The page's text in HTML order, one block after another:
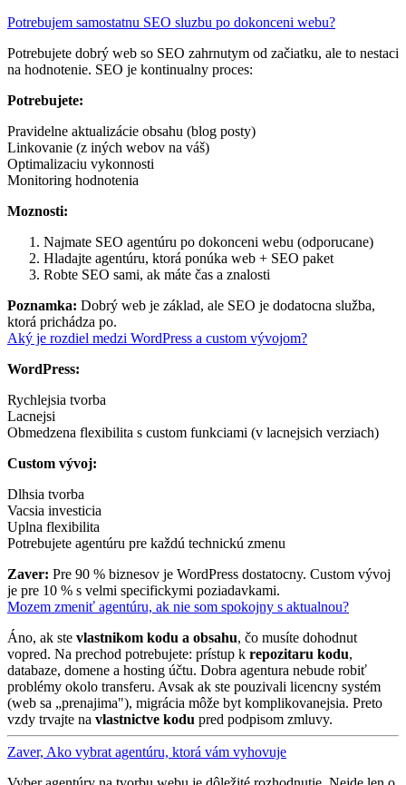
Potrebujem samostatnu SEO sluzbu po dokonceni webu?
Potrebujete dobrý web so SEO zahrnutym od začiatku, ale to nestaci
na hodnotenie. SEO je kontinualny proces:
Potrebujete:
Pravidelne aktualizácie obsahu (blog posty)
Linkovanie (z iných webov na váš)
Optimalizaciu vykonnosti
Monitoring hodnotenia
Moznosti:
Najmate SEO agentúru po dokonceni webu (odporucane)
Hladajte agentúru, ktorá ponúka web + SEO paket
Robte SEO sami, ak máte čas a znalosti
Poznamka: Dobrý web je základ, ale SEO je dodatocna služba,
ktorá prichádza po.
Aký je rozdiel medzi WordPress a custom vývojom?
WordPress:
Rychlejsia tvorba
Lacnejsi
Obmedzena flexibilita s custom funkciami (v lacnejsich verziach)
Custom vývoj:
Dlhsia tvorba
Vacsia investicia
Uplna flexibilita
Potrebujete agentúru pre každú technickú zmenu
Zaver: Pre 90 % biznesov je WordPress dostatocny. Custom vývoj
je pre 10 % s velmi specifickymi poziadavkami.
Mozem zmeniť agentúru, ak nie som spokojny s aktualnou?
Áno, ak ste vlastnikom kodu a obsahu, čo musíte dohodnut
vopred. Na prechod potrebujete: prístup k repozitaru kodu,
databaze, domene a hosting účtu. Dobra agentura nebude robiť
problémy okolo transferu. Avsak ak ste pouzivali licencny systém
(web sa „prenajima"), migrácia môže byt komplikovanejsia. Preto
vzdy trvajte na vlastnictve kodu pred podpisom zmluvy.
Zaver, Ako vybrat agentúru, ktorá vám vyhovuje